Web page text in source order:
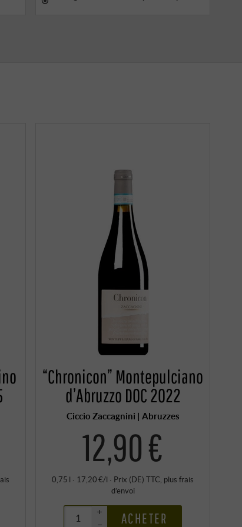
“Chronicon” Montepulciano
d’Abruzzo DOC 2022
Ciccio Zaccagnini | Abruzzes
12,90 €
0,75 l · 17,20 €/l · Prix (DE)TTC , plusfrais
d’envoi
+
–
ACHETER